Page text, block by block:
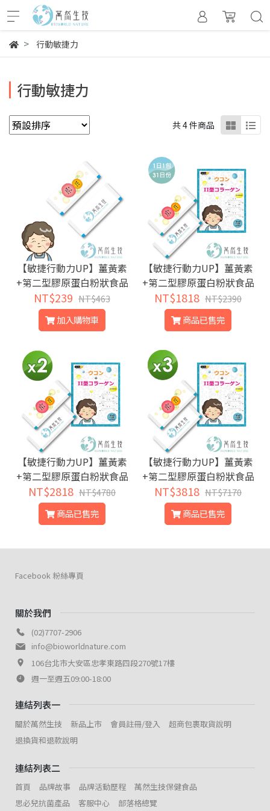
行動敏捷力
行動敏捷力
共 4 件商品
【敏捷行動力UP】薑黃素
+第二型膠原蛋白粉狀食品
6包-添加高劑量薑黃素滋
補強身更有效/膠原蛋白有
助於組織的修復/讓您擁有
此商品為試用特惠價，會
員僅可享一次購買優惠★
NT$239 NT$463
加入購物車
【敏捷行動力UP】薑黃素
+第二型膠原蛋白粉狀食品
31包/盒★添加高劑量薑黃
素更有效~滋補強身★膠原
蛋白有助於組織的修復~讓
救星-預購商品
NT$1818 NT$2390
商品已售完
【敏捷行動力UP】薑黃素
+第二型膠原蛋白粉狀食品
X2盒(62包)★添加高劑量
薑黃素更有效~滋補強身★
膠原蛋白有助於組織的修
髮族的救星-預購商品
NT$2818 NT$4780
商品已售完
【敏捷行動力UP】薑黃素
+第二型膠原蛋白粉狀食品
X3盒(93包)★添加高劑量
薑黃素更有效~滋補強身★
膠原蛋白有助於組織的修
髮族的救星-預購商品
NT$3818 NT$7170
商品已售完
關於我們
(02)7707-2906
info@bioworldnature.com
106台北市大安區忠孝東路四段270號17樓
週一至週五09:00-18:00
連結列表一
關於萬然生技 新品上市 會員註冊/登入
超商包裹取貨說明
退換貨和退款說明
連結列表二
首頁 品牌故事 品牌活動歷程
萬然生技保健食品
思必兒抗菌產品
客服中心 部落格總覽
Facebook 粉絲專頁